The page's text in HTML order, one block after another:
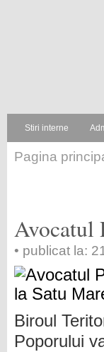
Stiri interne
Pagina
Avocatul
• publicat la:
Biroul
Poporului